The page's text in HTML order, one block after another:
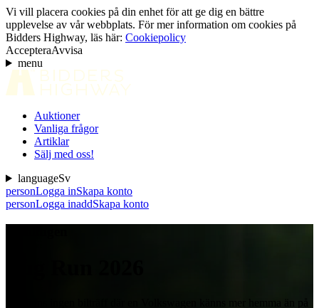
Vi vill placera cookies på din enhet för att ge dig en bättre
upplevelse av vår webbplats. För mer information om cookies på
Bidders Highway, läs här: Cookiepolicy
AccepteraAvvisa
menu
Auktioner
Vanliga frågor
Artiklar
Sälj med oss!
languageSv
personLogga inSkapa konto
personLogga inaddSkapa konto